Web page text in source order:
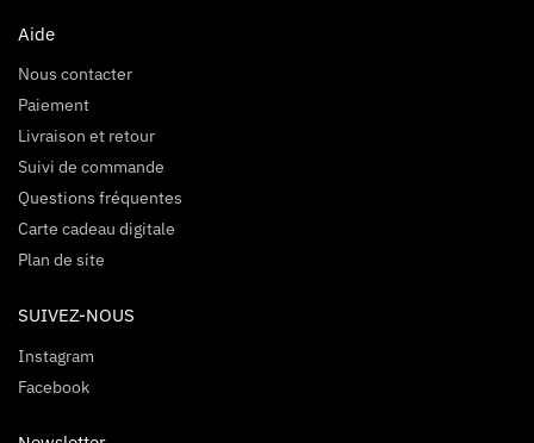
Aide
Nous contacter
Paiement
Livraison et retour
Suivi de commande
Questions fréquentes
Carte cadeau digitale
Plan de site
SUIVEZ-NOUS
Instagram
Facebook